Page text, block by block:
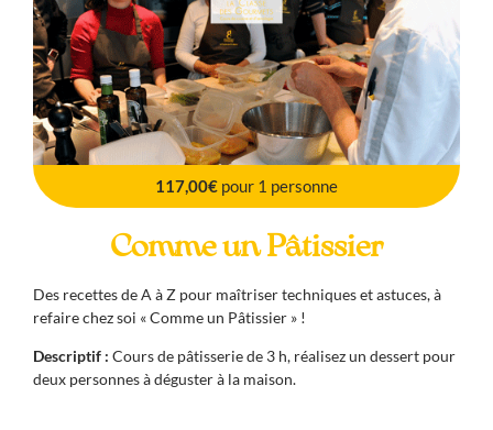
117,00€ pour 1 personne
Comme un Pâtissier
Des recettes de A à Z pour maîtriser techniques et astuces, à
refaire chez soi « Comme un Pâtissier » !
Descriptif : Cours de pâtisserie de 3 h, réalisez un dessert pour
deux personnes à déguster à la maison.